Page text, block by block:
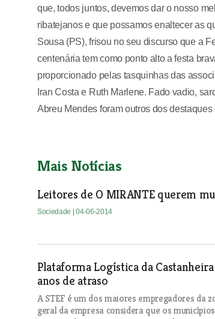
que, todos juntos, devemos dar o nosso
ribatejanos e que possamos enaltecer as
Sousa (PS), frisou no seu discurso que a
centenária tem como ponto alto a festa
proporcionado pelas tasquinhas das
Iran Costa e Ruth Marlene. Fado vadio,
Abreu Mendes foram outros dos destaques
Mais Notícias
Leitores de O MIRANTE querem
Sociedade | 04-06-2014
Plataforma Logística da
anos de atraso
A STEF é um dos maiores empregadores da
geral da empresa considera que os